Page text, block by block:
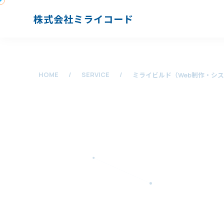
株式会社ミライコード
HOME / SERVICE / ミライビルド（Web制作・シス